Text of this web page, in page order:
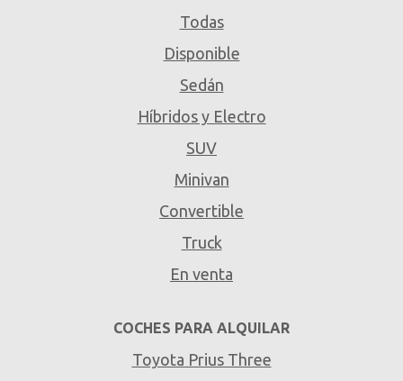
Todas
Disponible
Sedán
Híbridos y Electro
SUV
Minivan
Convertible
Truck
En venta
COCHES PARA ALQUILAR
Toyota Prius Three